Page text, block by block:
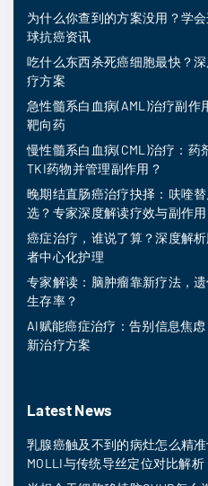
为什么你查到的方案没用？学
球抗癌资讯
吃什么东西杀死癌细胞最快？
疗方案
急性髓系白血病(AML)治疗副作
靶向药
慢性髓系白血病(CML)治疗：
TKI药物并管理副作用？
晚期结直肠癌治疗抉择：呋喹
选？专家深度解读疗效与副作用
癌症治疗，谁说了算？深度解
者中心化护理
专家解读：脑肿瘤靠新疗法，
生存率？
AI赋能癌症治疗：告别信息焦
新治疗方案
Latest News
乳腺癌触及不到的病灶怎么精
MOLLI与传统导丝定位对比解析